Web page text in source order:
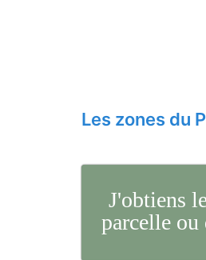
Les zones du
J'obtiens
parcelle ou